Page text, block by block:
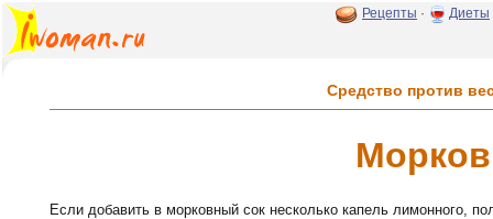
Рецепты · Диеты
Средство против
Если добавить в морковный сок несколько капель лимонного,